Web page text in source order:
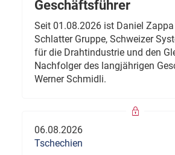
Geschäftsführer
Seit 01.08.2026 ist Daniel Zappa
Schlatter Gruppe, Schweizer
für die Drahtindustrie und den
Nachfolger des langjährigen
Werner Schmidli.
06.08.2026
Tschechien